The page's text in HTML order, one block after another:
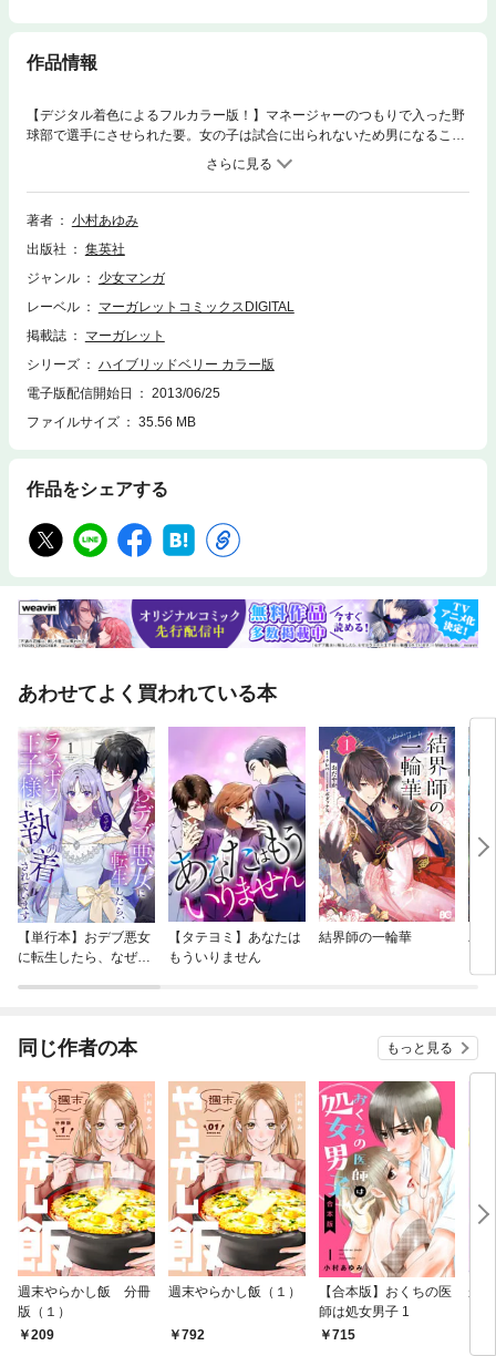
作品情報
【デジタル着色によるフルカラー版！】マネージャーのつもりで入った野
球部で選手にさせられた要。女の子は試合に出られないため男になること
に!? 大好きな杉崎からも男扱いされてしまい…。とまどいの中、試合が
著者
小村あゆみ
出版社
集英社
ジャンル
少女マンガ
レーベル
マーガレットコミックスDIGITAL
掲載誌
マーガレット
シリーズ
ハイブリッドベリー カラー版
電子版配信開始日
2013/06/25
ファイルサイズ
35.56 MB
作品をシェアする
あわせてよく買われている本
【単行本】おデブ悪女
に転生したら、なぜか
【タテヨミ】あなたは
もういりません
結界師の一輪華
バ
今
同じ作者の本 もっと見る
週末やらかし飯 分冊
版（１）
209
週末やらかし飯（１）
792
【合本版】おくちの医
師は処女男子 1
715
か